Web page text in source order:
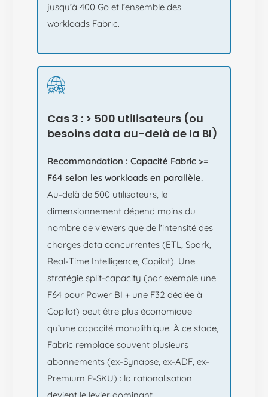
jusqu’à 400 Go et l’ensemble des
workloads Fabric.
Cas 3 : > 500 utilisateurs (ou
besoins data au-delà de la BI)
Recommandation : Capacité Fabric >=
F64 selon les workloads en parallèle.
Au-delà de 500 utilisateurs, le
dimensionnement dépend moins du
nombre de viewers que de l’intensité des
charges data concurrentes (ETL, Spark,
Real-Time Intelligence, Copilot). Une
stratégie split-capacity (par exemple une
F64 pour Power BI + une F32 dédiée à
Copilot) peut être plus économique
qu’une capacité monolithique. À ce stade,
Fabric remplace souvent plusieurs
abonnements (ex-Synapse, ex-ADF, ex-
Premium P-SKU) : la rationalisation